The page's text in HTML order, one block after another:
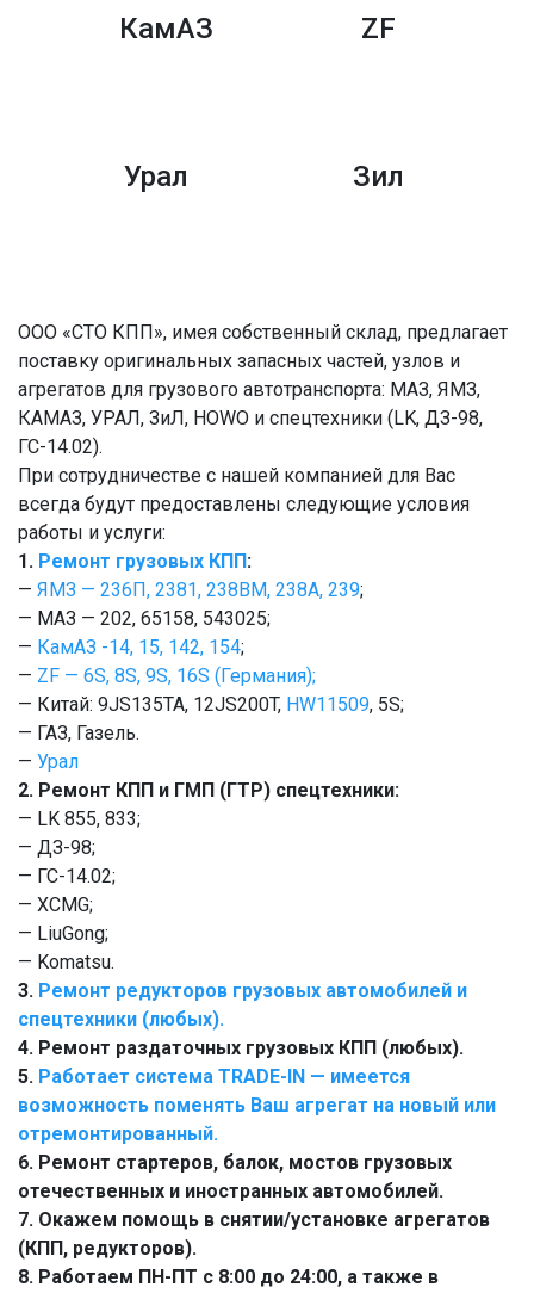
КамАЗ ZF
Урал Зил
ООО «СТО КПП», имея собственный склад, предлагает
поставку оригинальных запасных частей, узлов и
агрегатов для грузового автотранспорта: МАЗ, ЯМЗ,
КАМАЗ, УРАЛ, ЗиЛ, HOWO и спецтехники (LK, ДЗ-98,
ГС-14.02).
При сотрудничестве с нашей компанией для Вас
всегда будут предоставлены следующие условия
работы и услуги:
1. Ремонт грузовых КПП:
— ЯМЗ — 236П, 2381, 238ВМ, 238А, 239;
— МАЗ — 202, 65158, 543025;
— КамАЗ -14, 15, 142, 154;
— ZF — 6S, 8S, 9S, 16S (Германия);
— Китай: 9JS135TA, 12JS200T, HW11509, 5S;
— ГАЗ, Газель.
— Урал
2. Ремонт КПП и ГМП (ГТР) спецтехники:
— LK 855, 833;
— ДЗ-98;
— ГС-14.02;
— XCMG;
— LiuGong;
— Komatsu.
3. Ремонт редукторов грузовых автомобилей и
спецтехники (любых).
4. Ремонт раздаточных грузовых КПП (любых).
5. Работает система TRADE-IN — имеется
возможность поменять Ваш агрегат на новый или
отремонтированный.
6. Ремонт стартеров, балок, мостов грузовых
отечественных и иностранных автомобилей.
7. Окажем помощь в снятии/установке агрегатов
(КПП, редукторов).
8. Работаем ПН-ПТ с 8:00 до 24:00, а также в